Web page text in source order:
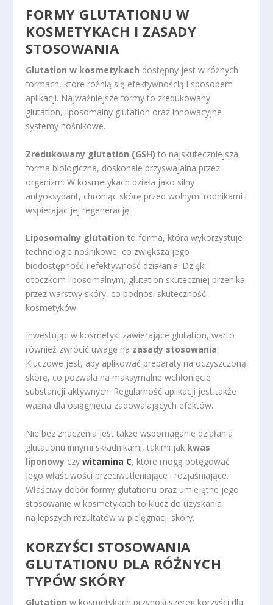
FORMY GLUTATIONU W
KOSMETYKACH I ZASADY
STOSOWANIA
Glutation w kosmetykach dostępny jest w różnych
formach, które różnią się efektywnością i sposobem
aplikacji. Najważniejsze formy to zredukowany
glutation, liposomalny glutation oraz innowacyjne
systemy nośnikowe.
Zredukowany glutation (GSH) to najskuteczniejsza
forma biologiczna, doskonale przyswajalna przez
organizm. W kosmetykach działa jako silny
antyoksydant, chroniąc skórę przed wolnymi rodnikami i
wspierając jej regenerację.
Liposomalny glutation to forma, która wykorzystuje
technologie nośnikowe, co zwiększa jego
biodostępność i efektywność działania. Dzięki
otoczkom liposomalnym, glutation skuteczniej przenika
przez warstwy skóry, co podnosi skuteczność
kosmetyków.
Inwestując w kosmetyki zawierające glutation, warto
również zwrócić uwagę na zasady stosowania.
Kluczowe jest, aby aplikować preparaty na oczyszczoną
skórę, co pozwala na maksymalne wchłonięcie
substancji aktywnych. Regularność aplikacji jest także
ważna dla osiągnięcia zadowalających efektów.
Nie bez znaczenia jest także wspomaganie działania
glutationu innymi składnikami, takimi jak kwas
liponowy czywitamina C, które mogą potęgować
jego właściwości przeciwutleniające i rozjaśniające.
Właściwy dobór formy glutationu oraz umiejętne jego
stosowanie w kosmetykach to klucz do uzyskania
najlepszych rezultatów w pielęgnacji skóry.
KORZYŚCI STOSOWANIA
GLUTATIONU DLA RÓŻNYCH
TYPÓW SKÓRY
Glutation w kosmetykach przynosi szereg korzyści dla